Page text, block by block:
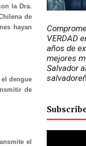
la Dra.
de
hayan
dengue
de
el
VERDAD
años de
mejores
Salvador